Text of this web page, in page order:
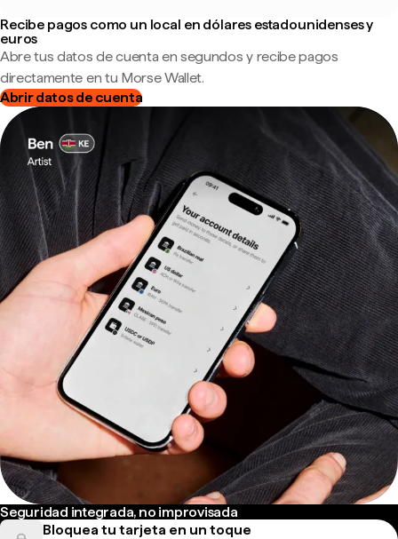
Recibe pagos como un local en dólares estadounidenses y
euros
Abre tus datos de cuenta en segundos y recibe pagos
directamente en tu Morse Wallet.
Abrir datos de cuenta
Seguridad integrada, no improvisada
Bloquea tu tarjeta en un toque